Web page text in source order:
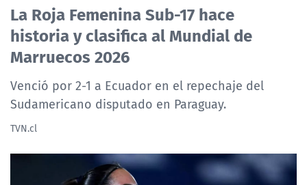
CASTING MASTERCHEF CHILE
CASTING TVN VERTICAL
TVN VERTICAL
TVN PLAY
TELESERIES
La Roja Femenina Sub-17 hace
historia y clasifica al Mundial de
Marruecos 2026
Venció por 2-1 a Ecuador en el repechaje del
Sudamericano disputado en Paraguay.
TVN.cl